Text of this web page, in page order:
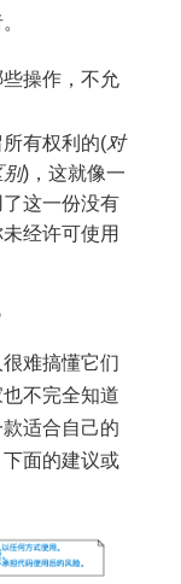
操作，不允
有权利的(对
别)，这就像一
这一份没有
经许可使用
难搞懂它们
不完全知道
适合自己的
面的建议或